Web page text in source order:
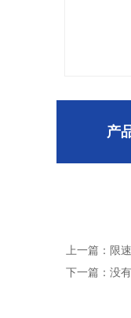
产
上一篇：限
下一篇：没